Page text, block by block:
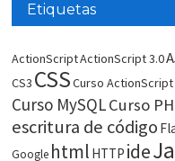
Etiquetas
ActionScriptActionScript 3.0
CS3 CSSCurso ActionScript
Curso MySQLCurso
escritura de código
Google html HTTP ide